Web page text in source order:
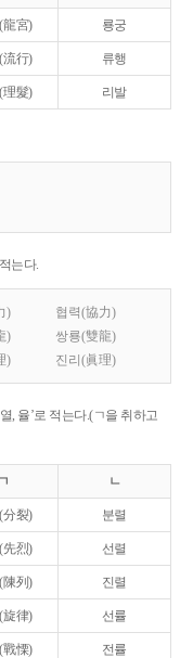
龍宮) 룡궁
流行) 류행
理髮) 리발
는다.
)
협력(協力)
)
쌍룡(雙龍)
) 진리(眞理)
, 율’로 적는다.(ㄱ을 취하고
ㄱ ㄴ
分裂) 분렬
先烈) 선렬
陳列) 진렬
旋律) 선률
戰慄) 전률